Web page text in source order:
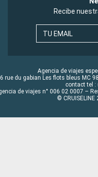
Recibe
TU EMAIL
Agencia de viajes
rue du gabian Les flots bleus MC
contact tel :
de viajes n° 006 02 0007 –
©